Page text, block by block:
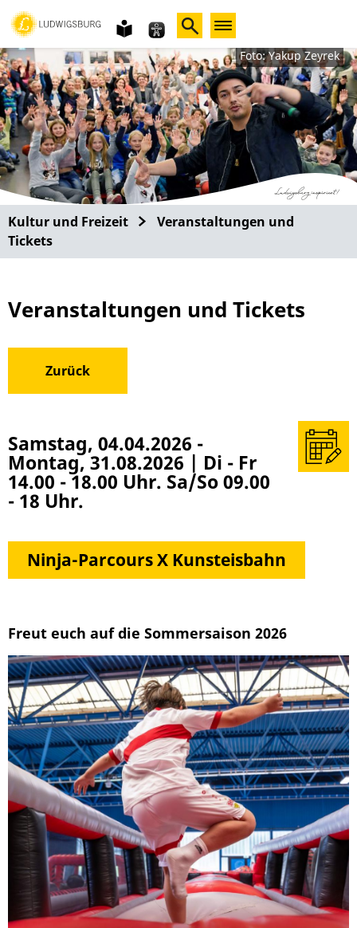
Gebärdensprache
leichte
Sprache Foto: Yakup Zeyrek
Kultur und Freizeit
Veranstaltungen und
Tickets
Veranstaltungen und Tickets
Zurück
Termin
meinen
Samstag, 04.04.2026 -
Montag, 31.08.2026 | Di - Fr
14.00 - 18.00 Uhr. Sa/So 09.00
- 18 Uhr.
Ninja-Parcours X Kunsteisbahn
Freut euch auf die Sommersaison 2026